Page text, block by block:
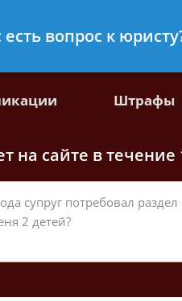
по гражданскому
Штрафы
на сайте в течение
есть вопрос к